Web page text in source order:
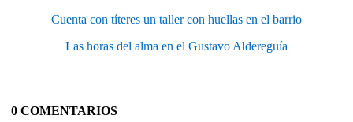
Cuenta con títeres un taller con huellas en el barrio
Las horas del alma en el Gustavo Aldereguía
0 COMENTARIOS